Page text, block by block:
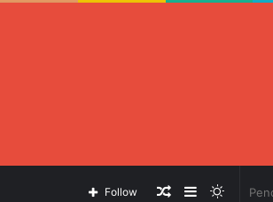
Switch
Sidebar
Berita
Follow